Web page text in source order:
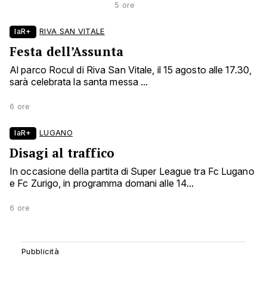
5 ore
laR+ RIVA SAN VITALE
Festa dell’Assunta
Al parco Rocul di Riva San Vitale, il 15 agosto alle 17.30,
sarà celebrata la santa messa ...
6 ore
laR+ LUGANO
Disagi al traffico
In occasione della partita di Super League tra Fc Lugano
e Fc Zurigo, in programma domani alle 14...
6 ore